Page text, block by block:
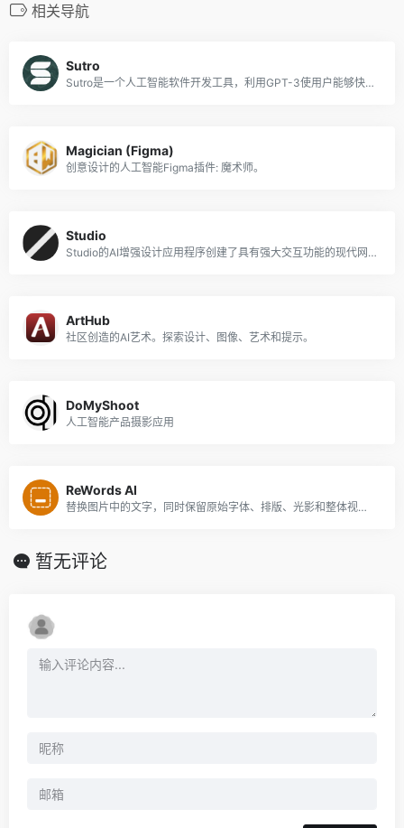
相关导航
Sutro
Sutro是一个人工智能软件开发工具，利用GPT-3使用户能够快速创建应用程序。
Magician (Figma)
创意设计的人工智能Figma插件: 魔术师。
Studio
Studio的AI增强设计应用程序创建了具有强大交互功能的现代网站。
ArtHub
社区创造的AI艺术。探索设计、图像、艺术和提示。
DoMyShoot
人工智能产品摄影应用
ReWords AI
替换图片中的文字，同时保留原始字体、排版、光影和整体视觉风格
暂无评论